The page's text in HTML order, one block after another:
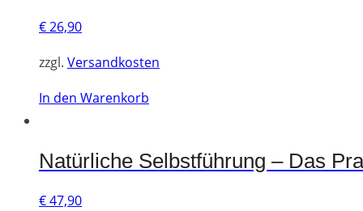
€26,90
zzgl. Versandkosten
In den Warenkorb
Natürliche Selbstführung – Das
€47,90